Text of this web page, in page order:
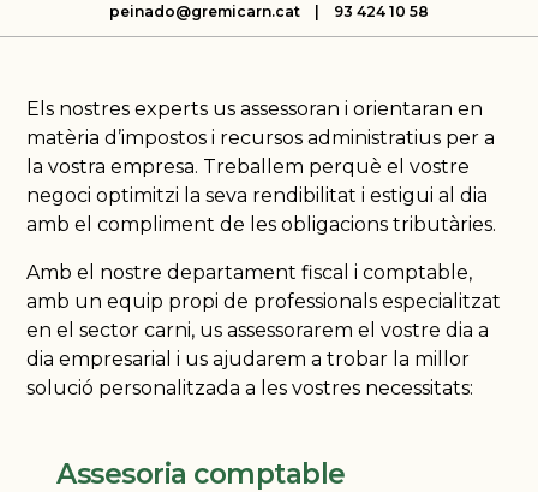
peinado@gremicarn.cat | 93 424 10 58
Els nostres experts us assessoran i orientaran en
matèria d’impostos i recursos administratius per a
la vostra empresa. Treballem perquè el vostre
negoci optimitzi la seva rendibilitat i estigui al dia
amb el compliment de les obligacions tributàries.
Amb el nostre departament fiscal i comptable,
amb un equip propi de professionals especialitzat
en el sector carni, us assessorarem el vostre dia a
dia empresarial i us ajudarem a trobar la millor
solució personalitzada a les vostres necessitats:
Assesoria comptable